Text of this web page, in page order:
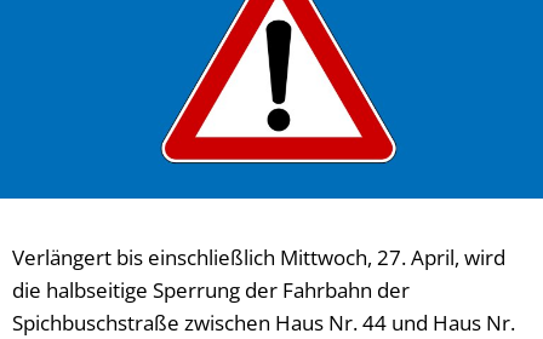
Verlängert bis einschließlich Mittwoch, 27. April, wird
die halbseitige Sperrung der Fahrbahn der
Spichbuschstraße zwischen Haus Nr. 44 und Haus Nr.